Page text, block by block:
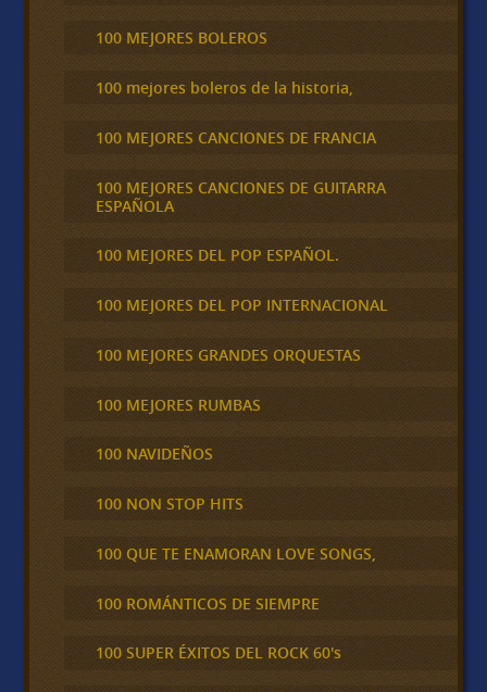
100 MEJORES BOLEROS
100 mejores boleros de la historia,
100 MEJORES CANCIONES DE FRANCIA
100 MEJORES CANCIONES DE GUITARRA
ESPAÑOLA
100 MEJORES DEL POP ESPAÑOL.
100 MEJORES DEL POP INTERNACIONAL
100 MEJORES GRANDES ORQUESTAS
100 MEJORES RUMBAS
100 NAVIDEÑOS
100 NON STOP HITS
100 QUE TE ENAMORAN LOVE SONGS,
100 ROMÁNTICOS DE SIEMPRE
100 SUPER ÉXITOS DEL ROCK 60's